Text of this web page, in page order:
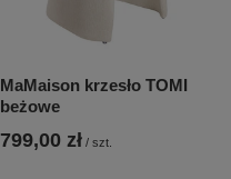
MaMaison krzesło TOMI
beżowe
799,00 zł / szt.